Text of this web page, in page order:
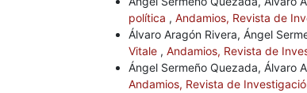
política , Andamios, Revista de
Álvaro Aragón Rivera, Ángel
Vitale , Andamios, Revista de
Ángel Sermeño Quezada, Álvaro
Andamios, Revista de